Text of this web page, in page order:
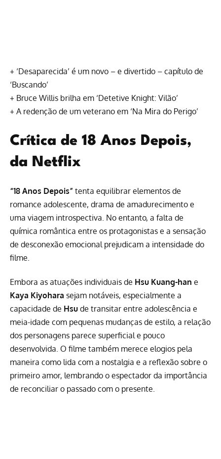
+ ‘Desaparecida’ é um novo – e divertido – capítulo de
‘Buscando’
+ Bruce Willis brilha em ‘Detetive Knight: Vilão’
+ A redenção de um veterano em ‘Na Mira do Perigo’
Crítica de 18 Anos Depois,
da Netflix
“18 Anos Depois” tenta equilibrar elementos de
romance adolescente, drama de amadurecimento e
uma viagem introspectiva. No entanto, a falta de
química romântica entre os protagonistas e a sensação
de desconexão emocional prejudicam a intensidade do
filme.
Embora as atuações individuais de Hsu Kuang-han e
Kaya Kiyohara sejam notáveis, especialmente a
capacidade de Hsu de transitar entre adolescência e
meia-idade com pequenas mudanças de estilo, a relação
dos personagens parece superficial e pouco
desenvolvida. O filme também merece elogios pela
maneira como lida com a nostalgia e a reflexão sobre o
primeiro amor, lembrando o espectador da importância
de reconciliar o passado com o presente.